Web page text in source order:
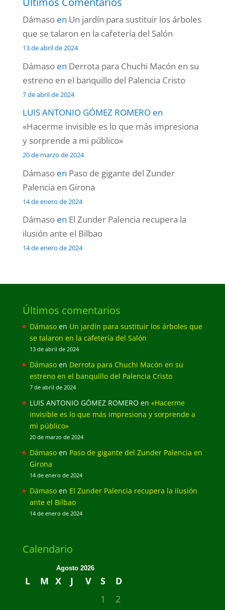
Dámasoen Un jardín para sustituir los árboles
que se talaron en la cafetería del Salón
13 de abril de 2024
Dámasoen Derrota para Chuchi Macón en su
estreno en el banquillo del Palencia Cristo
7 de abril de 2024
LUIS ANTONIO GÓMEZ ROMEROen
«Hacerme invisible es lo que más impresiona
y sorprende a mi público»
20 de marzo de 2024
Dámasoen Paso de gigante del Zunder
Palencia en Girona
14 de enero de 2024
Dámasoen El Zunder Palencia recupera la
ilusión ante el Bilbao
14 de enero de 2024
Últimos comentarios
Dámasoen Un jardín para sustituir los árboles que
se talaron en la cafetería del Salón
13 de abril de 2024
Dámasoen Derrota para Chuchi Macón en su
estreno en el banquillo del Palencia Cristo
7 de abril de 2024
LUIS ANTONIO GÓMEZ ROMERO en «Hacerme
invisible es lo que más impresiona y sorprende a
mi público»
20 de marzo de 2024
Dámasoen Paso de gigante del Zunder Palencia en
Girona
14 de enero de 2024
Dámasoen El Zunder Palencia recupera la ilusión
ante el Bilbao
14 de enero de 2024
Calendario
Agosto 2026
L M X J V S
D
1
2